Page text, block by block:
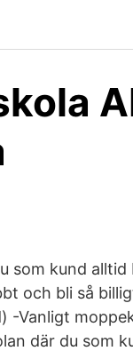
som kund
och bli så
-Vanligt
där du som